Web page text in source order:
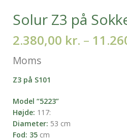
Solur Z3 på
2.380,00 kr. –
Moms
Z3 på S101
Model “5223”
Højde: 117:
Diameter: 53 cm
Fod: 35 cm